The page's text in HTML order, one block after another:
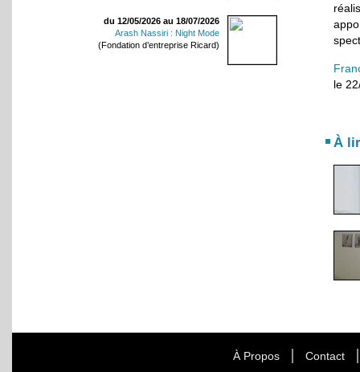
du 12/05/2026 au 18/07/2026
Arash Nassiri : Night Mode
(Fondation d’entreprise Ricard)
le
À
À Propos Contact